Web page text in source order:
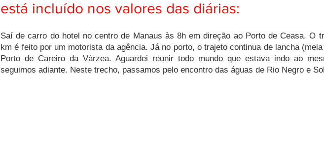
está incluído nos valores das diárias:
Saí de carro do hotel no centro de Manaus às 8h em direção ao Porto de Ceasa. O
km é feito por um motorista da agência. Já no porto, o trajeto continua de lancha
Porto de Careiro da Várzea. Aguardei reunir todo mundo que estava indo ao
seguimos adiante. Neste trecho, passamos pelo encontro das águas de Rio Negro e